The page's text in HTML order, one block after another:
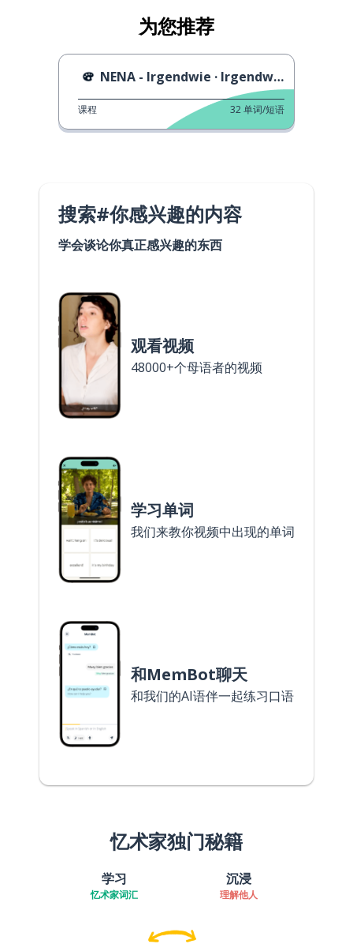
为您推荐
NENA - Irgendwie · Irgendwo · Irgendwann
课程 32单词/短语
搜索#你感兴趣的内容
学会谈论你真正感兴趣的东西
观看视频
48000+个母语者的视频
学习单词
我们来教你视频中出现的单词
和MemBot聊天
和我们的AI语伴一起练习口语
忆术家独门秘籍
学习
忆术家词汇
沉浸
理解他人